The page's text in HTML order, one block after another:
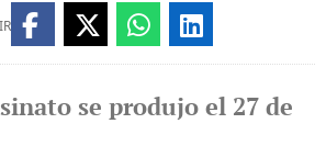
se produjo el 27 de